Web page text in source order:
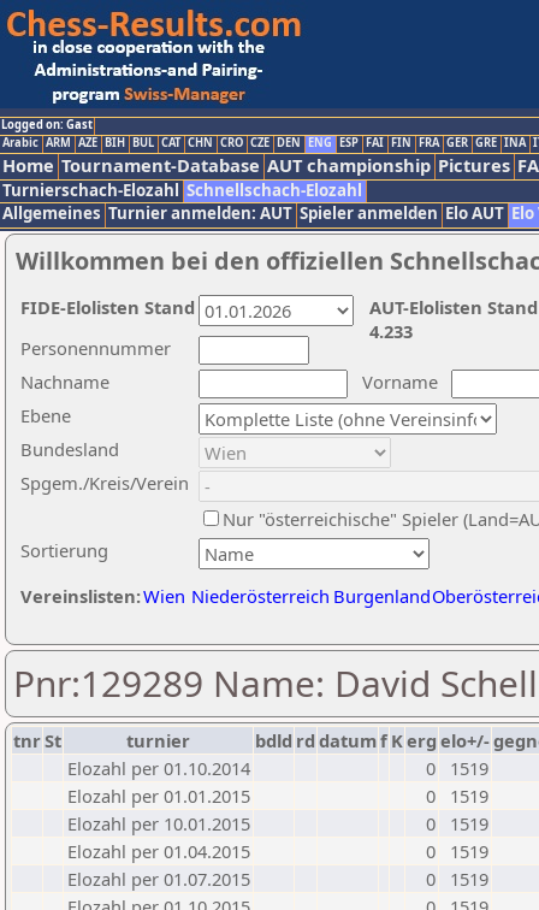
Logged on: Gast
Arabic ARM AZE BIH BUL CAT CHN CRO CZE DEN ENG ESP FAI FIN FRA GER GRE INA
Home Tournament-Database AUT championship Pictures
Turnierschach-Elozahl Schnellschach-Elozahl
Allgemeines Turnier anmelden: AUT Spieler anmelden Elo AUT
Willkommen bei den offiziellen
Nachname
Vorname
Ebene
Sortierung
Personennummer
Bundesland
Spgem./Kreis/Verein
Nur "österreichische" Spieler
Vereinslisten:Wien Niederösterreich Burgenland
AUT-Elolisten
4.233
FIDE-Elolisten Stand
Pnr:129289 Name: David
tnrSt turnier bdld rd datumf Kerg elo+/-
Elozahl per 01.10.2014
0
1519
Elozahl per 01.01.2015
0
1519
Elozahl per 10.01.2015
0
1519
Elozahl per 01.04.2015
0
1519
Elozahl per 01.07.2015
0
1519